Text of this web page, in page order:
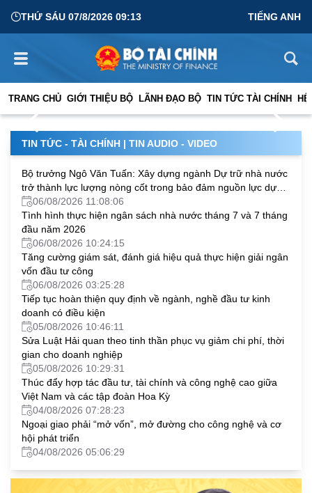
THỨ SÁU 07/8/2026 09:13 TIẾNG ANH
TRANG CHỦ GIỚI THIỆU BỘ LÃNH ĐẠO BỘ TIN TỨC TÀI CHÍNH HỆ
Ngoại giao phải “mở vốn”, mở đường cho công nghệ và
cơ hội phát triển
TIN TỨC - TÀI CHÍNH | TIN AUDIO - VIDEO
Bộ trưởng Ngô Văn Tuấn: Xây dựng ngành Dự trữ nhà nước
trở thành lực lượng nòng cốt trong bảo đảm nguồn lực dự
trữ chiến lược quốc gia
06/08/2026 11:08:06
Tình hình thực hiện ngân sách nhà nước tháng 7 và 7 tháng
đầu năm 2026
06/08/2026 10:24:15
Tăng cường giám sát, đánh giá hiệu quả thực hiện giải ngân
vốn đầu tư công
06/08/2026 03:25:28
Tiếp tục hoàn thiện quy định về ngành, nghề đầu tư kinh
doanh có điều kiện
05/08/2026 10:46:11
Sửa Luật Hải quan theo tinh thần phục vụ giảm chi phí, thời
gian cho doanh nghiệp
05/08/2026 10:29:31
Thúc đẩy hợp tác đầu tư, tài chính và công nghệ cao giữa
Việt Nam và các tập đoàn Hoa Kỳ
04/08/2026 07:28:23
Ngoại giao phải “mở vốn”, mở đường cho công nghệ và cơ
hội phát triển
04/08/2026 05:06:29